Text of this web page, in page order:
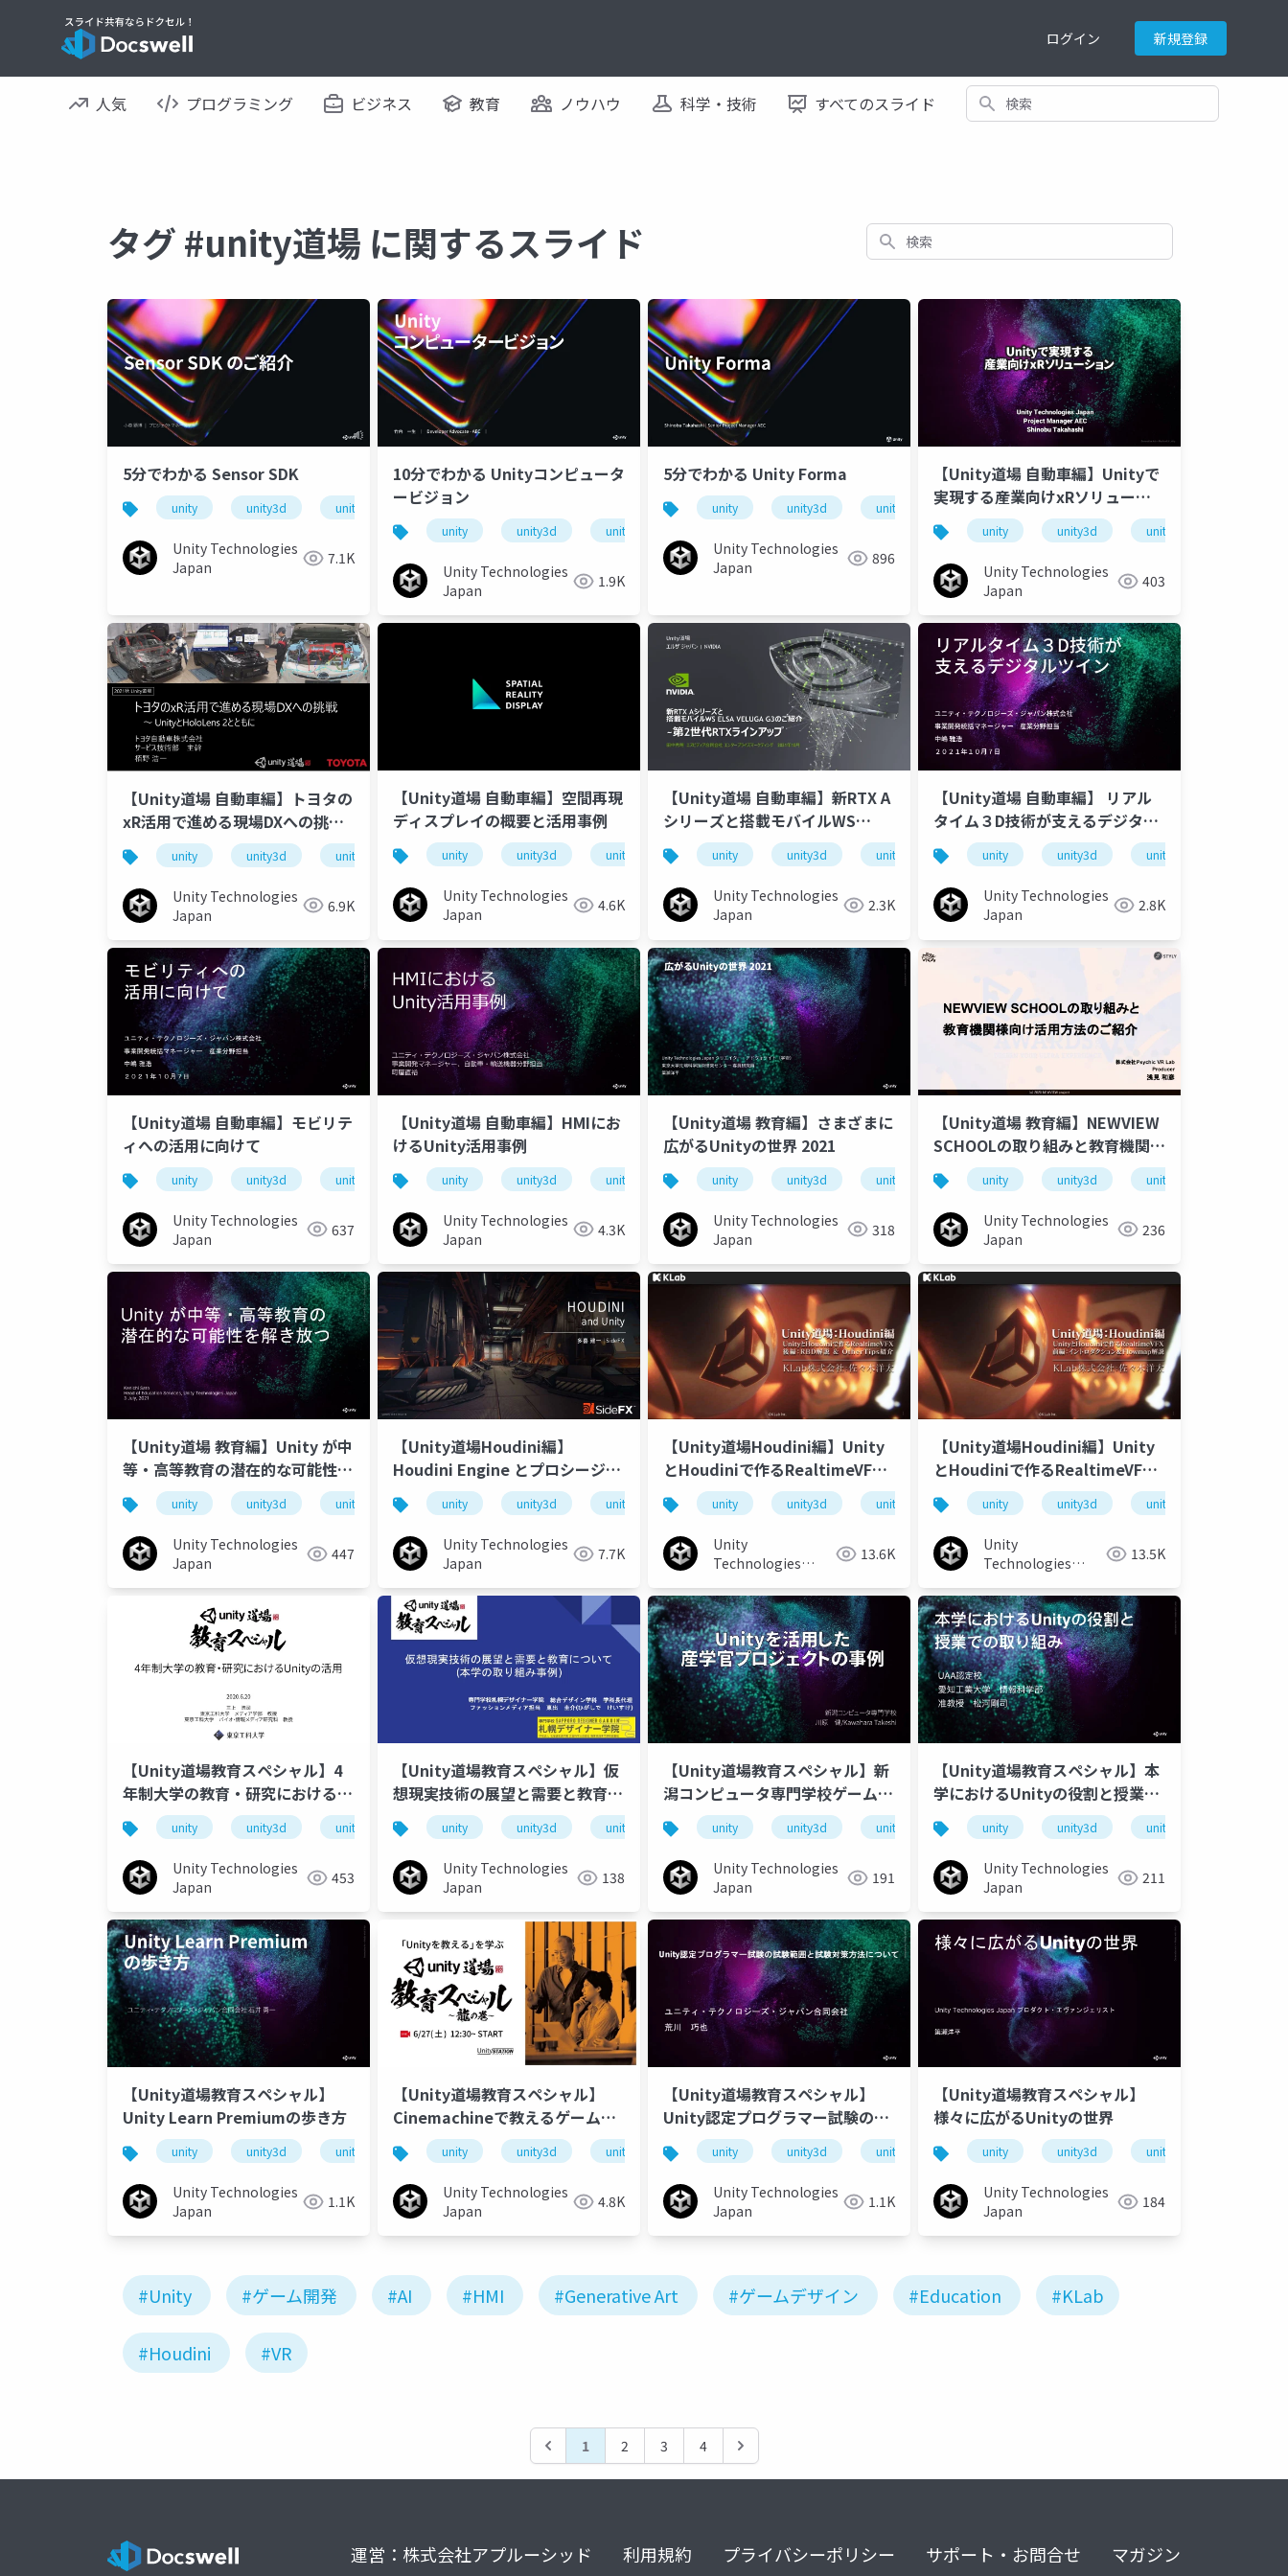
ログイン 新規登録
人気 プログラミング ビジネス 教育 ノウハウ 科学・技術 すべてのスライド 検索
タグ #unity道場 に関するスライド 検索
5分でわかる Sensor SDK
unity unity3d unity道場 unitydojo
Unity Technologies
Japan
7.1K
10分でわかる Unityコンピュータ
ービジョン
unity unity3d unity道場
Unity Technologies
Japan
1.9K
5分でわかる Unity Forma
unity unity3d unity道場 unitydojo unity道場建築編
Unity Technologies
Japan
896
【Unity道場 自動車編】Unityで
実現する産業向けxRソリューシ
ョン
unity unity3d unity道場
Unity Technologies
Japan
403
【Unity道場 自動車編】トヨタの
xR活用で進める現場DXへの挑戦
～UnityとHoloLens 2を用いて
～
unity unity3d unity道場 unitydojo unity道場自動車編
Unity Technologies
Japan
6.9K
【Unity道場 自動車編】空間再現
ディスプレイの概要と活用事例
unity unity3d unity道場 unitydojo unity道場自動車編
Unity Technologies
Japan
4.6K
【Unity道場 自動車編】新RTX A
シリーズと搭載モバイルWS
ELSA VELUGA G3のご紹介
unity unity3d unity道場 unitydojo unity道場自動車編
Unity Technologies
Japan
2.3K
【Unity道場 自動車編】 リアル
タイム３D技術が支えるデジタル
ツインunity unity3d unity道場
Unity Technologies
Japan
2.8K
【Unity道場 自動車編】モビリテ
ィへの活用に向けて
unity unity3d unity道場 unitydojo unity道場自動車編
Unity Technologies
Japan
637
【Unity道場 自動車編】HMIにお
けるUnity活用事例
unity unity3d unity道場 unitydojo unity道場自動車編
Unity Technologies
Japan
4.3K
【Unity道場 教育編】さまざまに
広がるUnityの世界 2021
unity unity3d unity道場 unitydojo unity道場 教育編
Unity Technologies
Japan
318
【Unity道場 教育編】NEWVIEW
SCHOOLの取り組みと教育機関様
向け活用方法のご紹介
unity unity3d unity道場
Unity Technologies
Japan
236
【Unity道場 教育編】Unity が中
等・高等教育の潜在的な可能性を
解き放つunity unity3d unity道場 unitydojo unity道場 教育編
Unity Technologies
Japan
447
【Unity道場Houdini編】
Houdini Engine とプロシージャ
ル法
unity unity3d unity道場 unitydojo unity道場houdini編
Unity Technologies
Japan
7.7K
【Unity道場Houdini編】Unity
とHoudiniで作るRealtimeVFX
実践解説 後編
unity unity3d unity道場 unitydojo unity道場houdini編
Unity
Technologies
13.6K
【Unity道場Houdini編】Unity
とHoudiniで作るRealtimeVFX
実践解説 前編
unity unity3d unity道場
Unity
Technologies
13.5K
【Unity道場教育スペシャル】4
年制大学の教育・研究における
Unityの活用
unity unity3d unity道場 unitydojo unity道場教育スペシャル
Unity Technologies
Japan
453
【Unity道場教育スペシャル】仮
想現実技術の展望と需要と教育に
ついてunity unity3d unity道場 unitydojo unity道場教育スペシャル
Unity Technologies
Japan
138
【Unity道場教育スペシャル】新
潟コンピュータ専門学校ゲームク
リエーター科における、Unityを
活用した産学官プロジェクトの事
例
unity unity3d unity道場 unitydojo unity道場教育スペシャル
Unity Technologies
Japan
191
【Unity道場教育スペシャル】本
学におけるUnityの役割と授業で
の取り組み
unity unity3d unity道場
Unity Technologies
Japan
211
【Unity道場教育スペシャル】
Unity Learn Premiumの歩き方
unity unity3d unity道場 unitydojo unity道場教育スペシャル
Unity Technologies
Japan
1.1K
【Unity道場教育スペシャル】
Cinemachineで教えるゲームの3
つの大切なこと
unity unity3d unity道場 unitydojo unity道場教育スペシャル
Unity Technologies
Japan
4.8K
【Unity道場教育スペシャル】
Unity認定プログラマー試験の試
験範囲と試験対策方法について
unity unity3d unity道場 unitydojo unity道場教育スペシャル
Unity Technologies
Japan
1.1K
【Unity道場教育スペシャル】
様々に広がるUnityの世界
unity unity3d unity道場
Unity Technologies
Japan
184
#Unity #ゲーム開発 #AI #HMI #Generative Art #ゲームデザイン #Education #KLab
#Houdini #VR
1 2 3 4
運営：株式会社アプルーシッド 利用規約 プライバシーポリシー サポート・お問合せ マガジン